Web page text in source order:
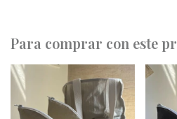
Para comprar con este